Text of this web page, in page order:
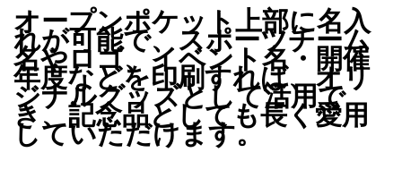
オープンポケット上部に名入
れが可能で、スポーツチーム
名やロゴ、イベント名・開催
年度などを印刷すれば、オリ
ジナルグッズとして活用で
き、記念品としても長く愛用
していただけます。